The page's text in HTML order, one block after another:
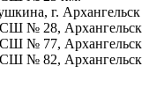
г. Архангельск
№ 28, Архангельск
№ 77, Архангельск
№ 82, Архангельск